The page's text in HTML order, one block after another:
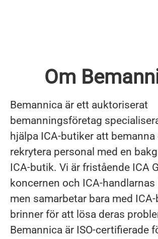
Om
Bemannica är ett auktoriserat
bemanningsföretag
hjälpa ICA-butiker att bemanna
rekrytera personal med en
ICA-butik. Vi är fristående ICA
koncernen och ICA-handlarnas
men samarbetar bara med
brinner för att lösa deras
Bemannica är ISO-certifierade